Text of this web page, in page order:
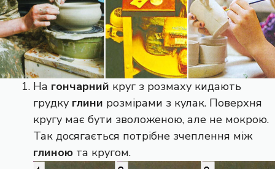
На гончарний круг з розмаху кидають
грудку глини розмірами з кулак. Поверхня
кругу має бути зволоженою, але не мокрою.
Так досягається потрібне зчеплення між
глиною та кругом.